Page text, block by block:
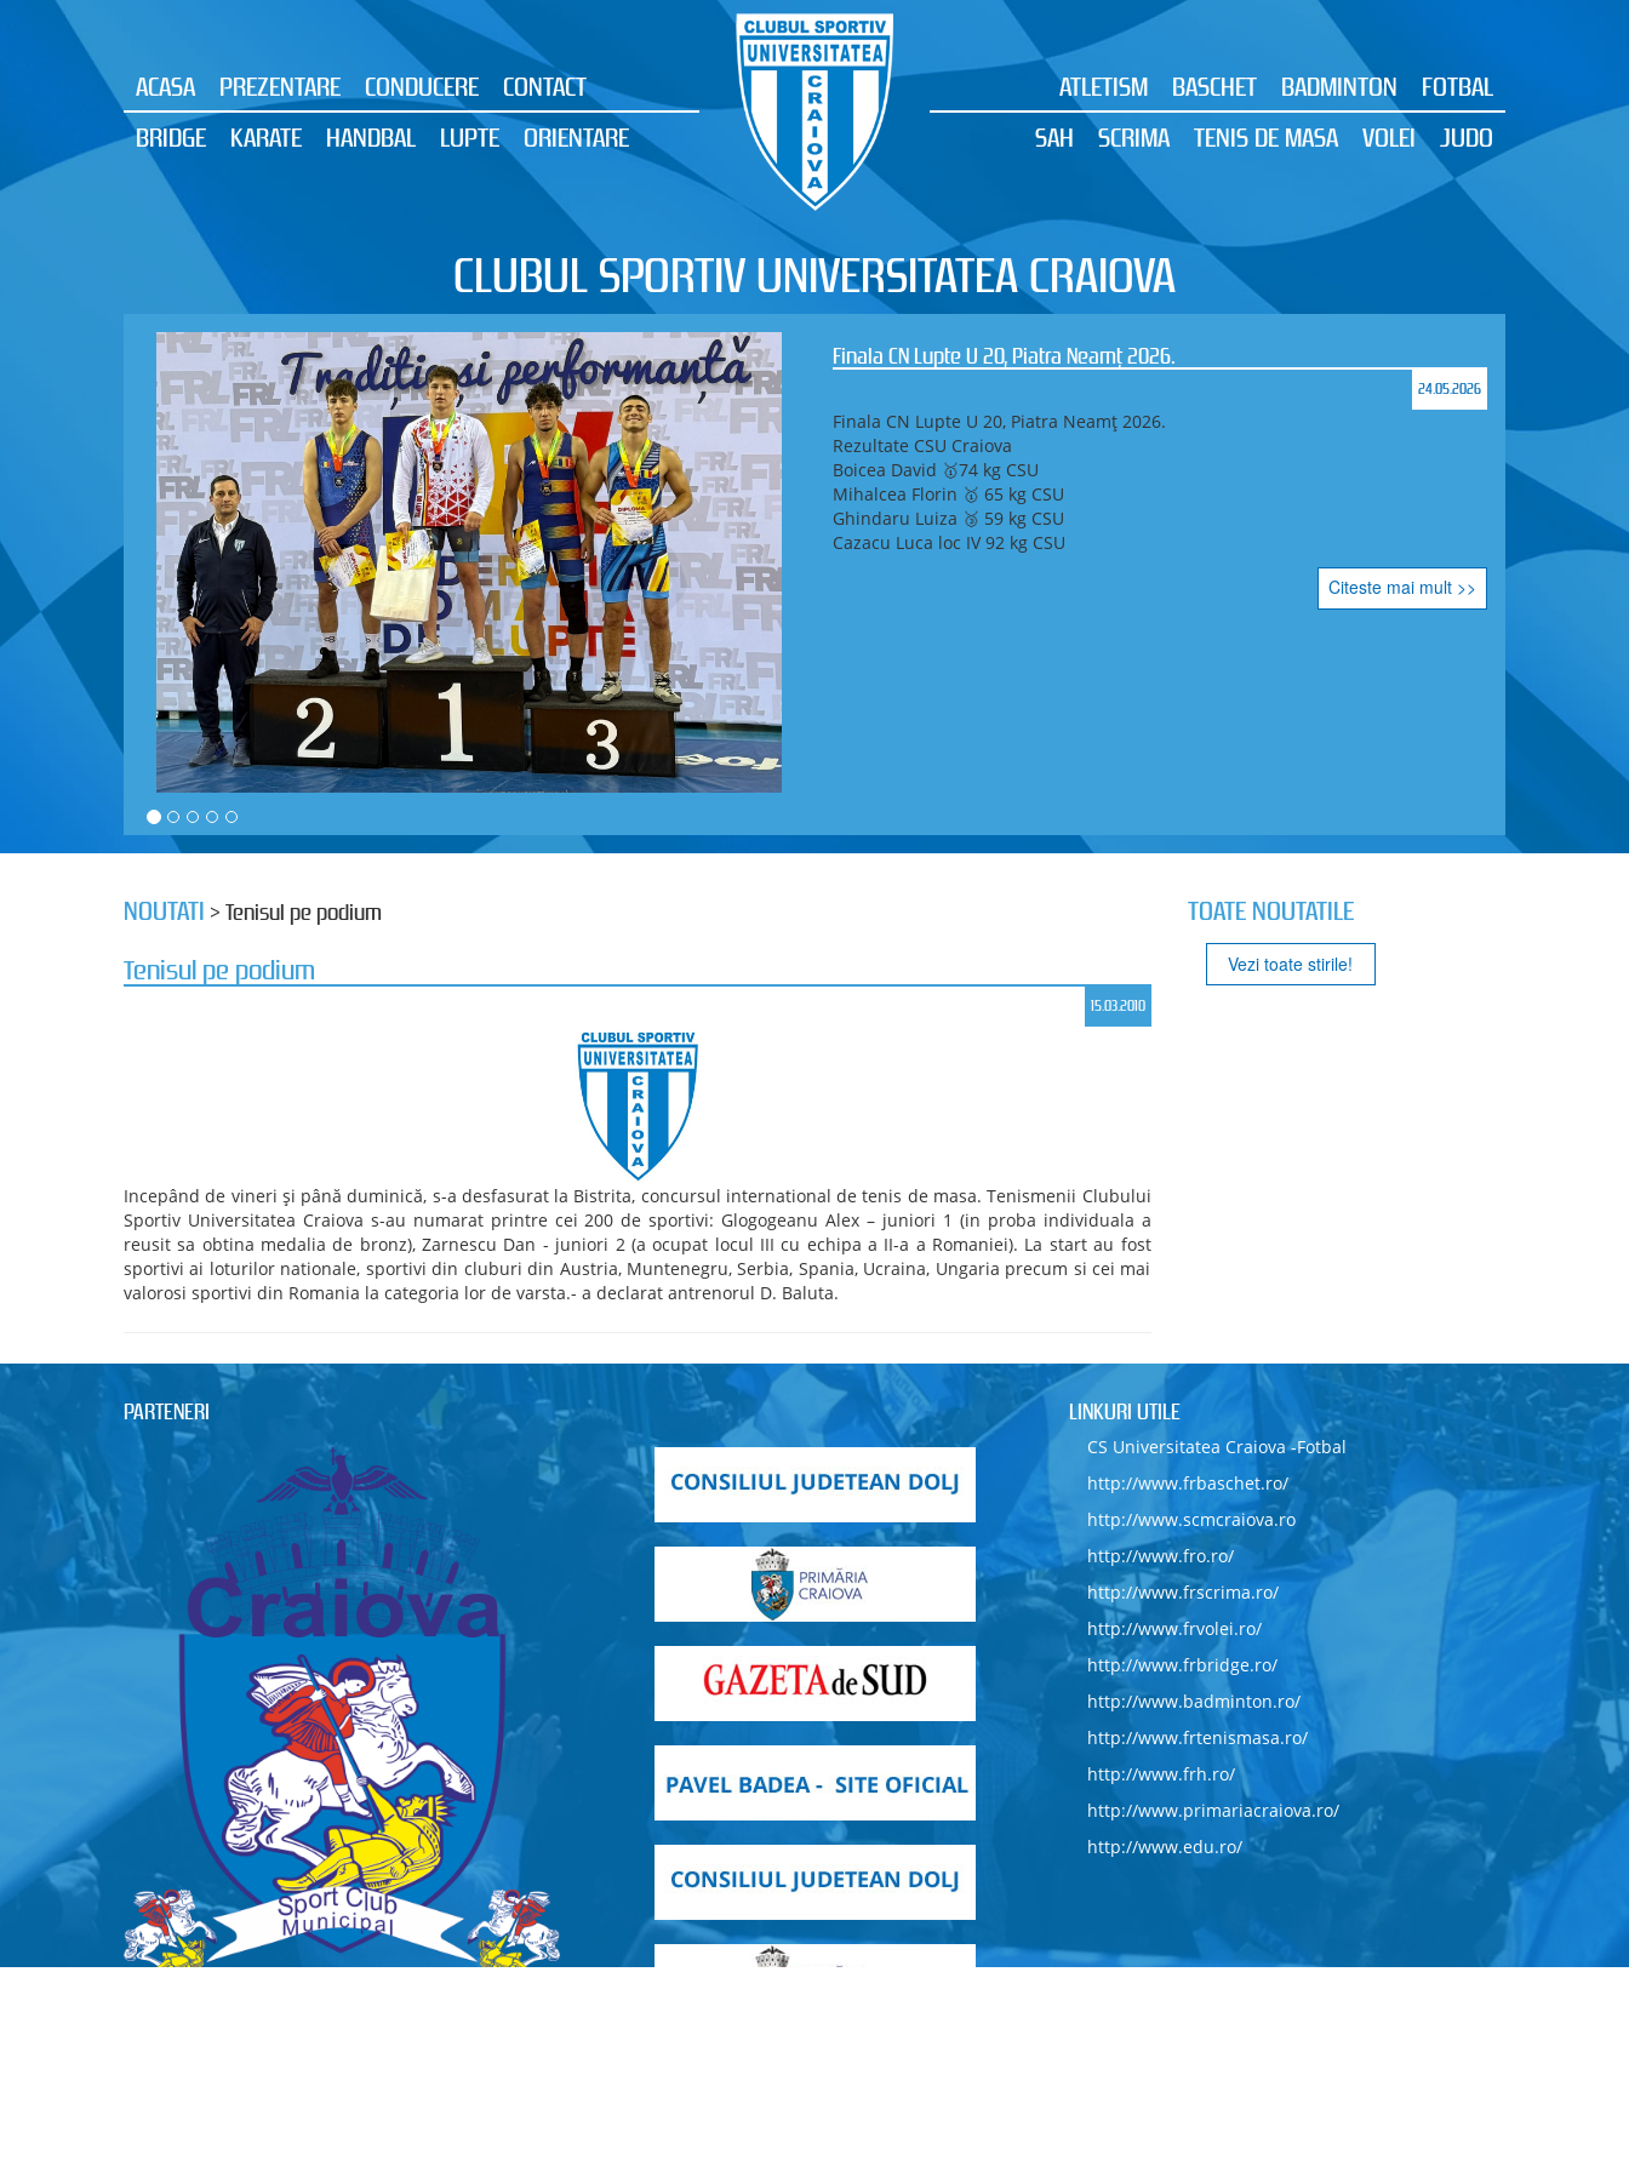
ACASA PREZENTARE CONDUCERE
CONTACT
BRIDGE
KARATE HANDBAL LUPTE ORIENTARE
ATLETISM BASCHET BADMINTON
FOTBAL
SAH
SCRIMA TENIS DE MASA VOLEI JUDO
CLUBUL SPORTIV UNIVERSITATEA CRAIOVA
Finala CN Lupte U 20, Piatra Neamț 2026.
24.05.2026
Finala CN Lupte U 20, Piatra Neamț 2026.
Rezultate CSU Craiova
Boicea David 🥇74 kg CSU
Mihalcea Florin 🥇 65 kg CSU
Ghindaru Luiza 🥉 59 kg CSU
Cazacu Luca loc IV 92 kg CSU
Citeste mai mult >>
NOUTATI > Tenisul pe podium
Tenisul pe podium
15.03.2010
Incepând de vineri și până duminică, s-a desfasurat la Bistrita, concursul international de tenis de masa. Tenismenii Clubului
Sportiv Universitatea Craiova s-au numarat printre cei 200 de sportivi: Glogogeanu Alex – juniori 1 (in proba individuala a
reusit sa obtina medalia de bronz), Zarnescu Dan - juniori 2 (a ocupat locul III cu echipa a II-a a Romaniei). La start au fost
sportivi ai loturilor nationale, sportivi din cluburi din Austria, Muntenegru, Serbia, Spania, Ucraina, Ungaria precum si cei mai
valorosi sportivi din Romania la categoria lor de varsta.- a declarat antrenorul D. Baluta.
TOATE NOUTATILE
Vezi toate stirile!
PARTENERI LINKURI UTILE
CS Universitatea Craiova -Fotbal
http://www.frbaschet.ro/
http://www.scmcraiova.ro
http://www.fro.ro/
http://www.frscrima.ro/
http://www.frvolei.ro/
http://www.frbridge.ro/
http://www.badminton.ro/
http://www.frtenismasa.ro/
http://www.frh.ro/
http://www.primariacraiova.ro/
http://www.edu.ro/